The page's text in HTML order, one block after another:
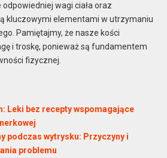
wagi ciała oraz
kluczowymi elementami w utrzymaniu
Pamiętajmy, że nasze kości
i troskę, ponieważ są fundamentem
fizycznej.
Leki bez recepty wspomagające
podczas wytrysku: Przyczyny i
problemu